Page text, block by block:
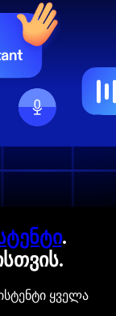
.
ყველა